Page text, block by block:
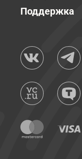
Поддержка